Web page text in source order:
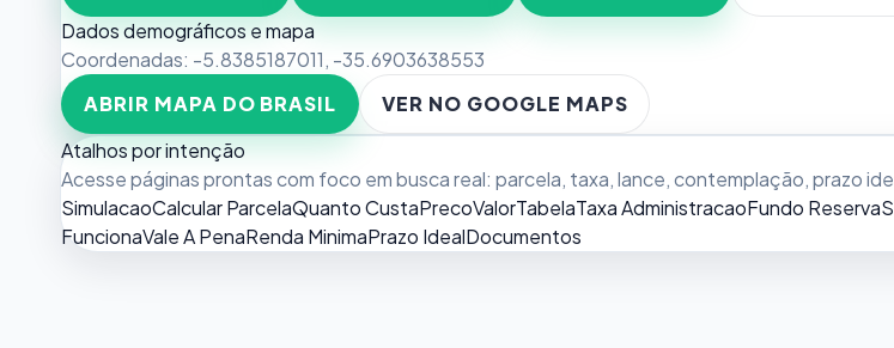
Dados demográficos e mapa
Coordenadas: -5.8385187011, -35.6903638553
ABRIR MAPA DO BRASIL
VER NO GOOGLE MAPS
Atalhos por intenção
Acesse páginas prontas com foco em busca real: parcela, taxa, lance, contemplação, prazo
SimulacaoCalcular ParcelaQuanto CustaPrecoValorTabelaTaxa AdministracaoFundo Reserva
FuncionaVale A PenaRenda MinimaPrazo IdealDocumentos